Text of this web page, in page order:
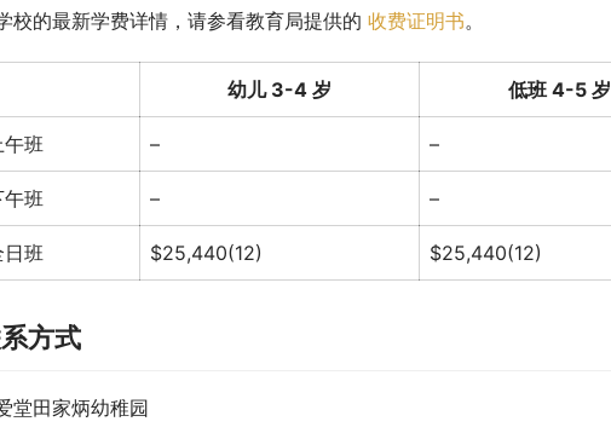
校的最新学费详情，请参看教育局提供的 收费证明书。
幼儿 3-4 岁 低班 4-5 岁
午班 – –
午班 – –
日班 $25,440(12) $25,440(12)
方式
堂田家炳幼稚园